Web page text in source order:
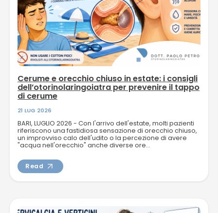
Cerume e orecchio chiuso in estate: i consigli
dell’otorinolaringoiatra per prevenire il tappo
di cerume
21 LUG 2026
BARI, LUGLIO 2026 - Con l'arrivo dell'estate, molti pazienti
riferiscono una fastidiosa sensazione di orecchio chiuso,
un improvviso calo dell'udito o la percezione di avere
"acqua nell'orecchio" anche diverse ore...
Read